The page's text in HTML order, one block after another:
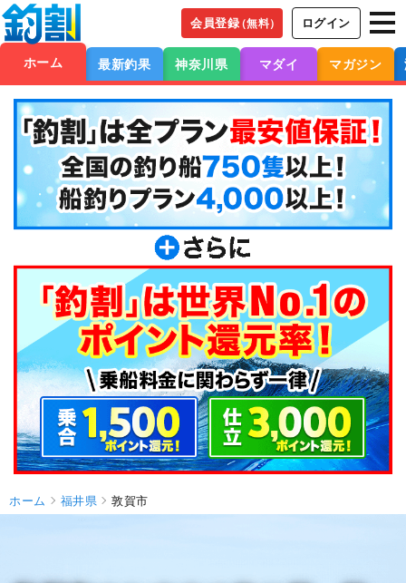
会員登録（無料） ログイン
ホーム 最新釣果 神奈川県 マダイ マガジン
ホーム 福井県 敦賀市